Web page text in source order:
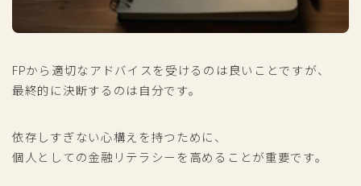
FPから適切なアドバイスを受けるのは良いことですが、
最終的に決断するのは自分です。
依存しすぎない心構えを持つために、
個人としての金融リテラシーを高めることが重要です。